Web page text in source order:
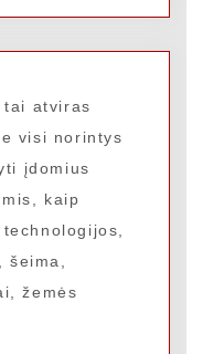
tai atviras
visi norintys
įdomius
kaip
šeima,
žemės